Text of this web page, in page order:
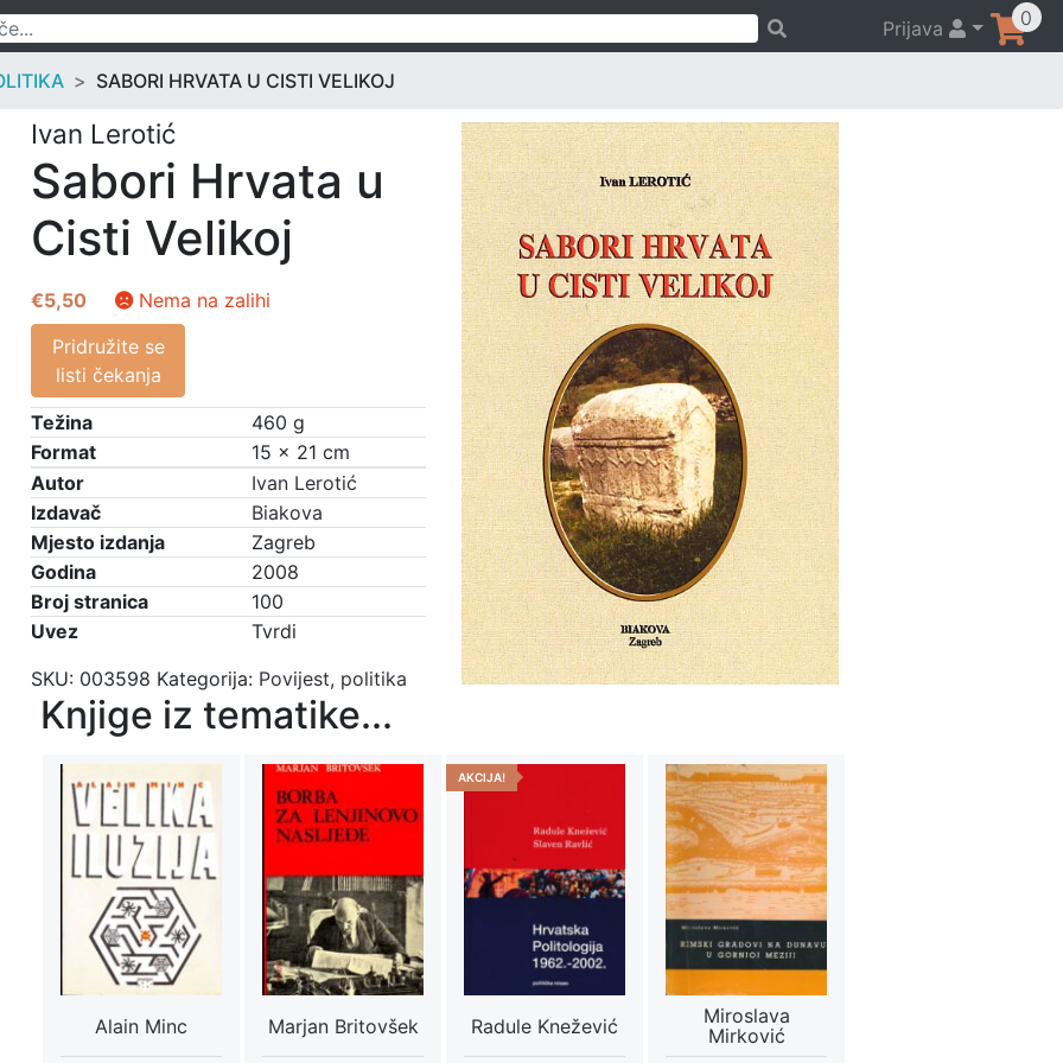
Prijava 0
SABORI HRVATA U CISTI VELIKOJ
Ivan Lerotić
Sabori Hrvata u
Cisti Velikoj
€5,50
Nema na zalihi
Pridružite se
listi čekanja
Težina
460 g
Format
15 × 21 cm
Autor
Ivan Lerotić
Izdavač
Biakova
Mjesto izdanja
Zagreb
Godina
2008
Broj stranica
100
Uvez
Tvrdi
SKU: 003598 Kategorija: Povijest, politika
Knjige iz tematike...
Alain Minc Marjan Britovšek
AKCIJA!
Radule Knežević
Miroslava
Mirković